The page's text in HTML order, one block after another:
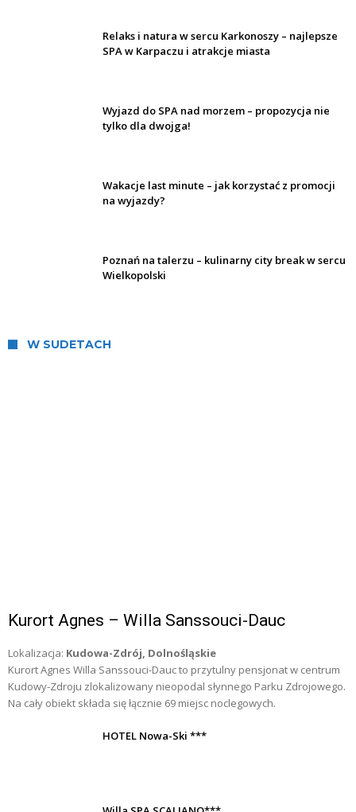
Relaks i natura w sercu Karkonoszy – najlepsze
SPA w Karpaczu i atrakcje miasta
Wyjazd do SPA nad morzem – propozycja nie
tylko dla dwojga!
Wakacje last minute – jak korzystać z promocji
na wyjazdy?
Poznań na talerzu – kulinarny city break w sercu
Wielkopolski
W SUDETACH
Kurort Agnes – Willa Sanssouci-Dauc
Lokalizacja: Kudowa-Zdrój, Dolnośląskie
Kurort Agnes Willa Sanssouci-Dauc to przytulny pensjonat w centrum
Kudowy-Zdroju zlokalizowany nieopodal słynnego Parku Zdrojowego.
Na cały obiekt składa się łącznie 69 miejsc noclegowych.
HOTEL Nowa-Ski ***